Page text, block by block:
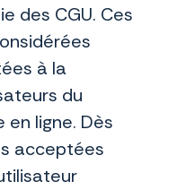
des CGU. Ces
à la
du
ligne. Dès
acceptées